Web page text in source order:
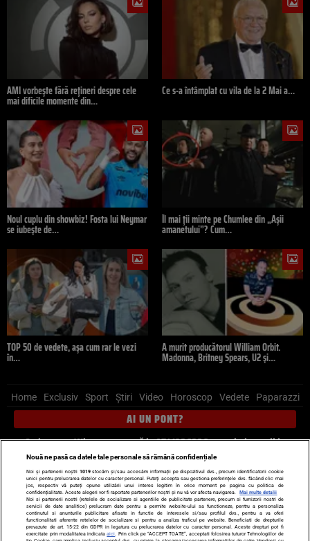
AMI vorbește fără rețineri despre cele
mai dificile momente din…
Ce s-a întâmplat cu vila de la 2 Mai a…
Noul cuplu din showbiz! Fosta lui Neymar
se iubește de…
Îl mai ții minte pe Chumlee din „Așii
amanetului”? Cum…
TOP 50 de vedete, așa cum rar le vezi
în…
A murit producătorul William Orbit.
Madonna, Britney Spears, U2 și…
Home Exclusiv Sport Știri Video Horoscop Vedete Paparazzi
AI UN PONT?
Scrie-ne pe Whatsapp, sună la 0741226226 sau trimite mail la
pont@cancan.ro
Știri interne Știri externe
Politică
Ultimele stiri
Diete Insula Iubirii Dictionar de vise
LIFE STYLE
Horoscop
Nouă ne pasă ca datele tale personale să rămână confidențiale
Noi și partenerii noștri 1019stocăm și/sau accesăm informații pe dispozitivul dvs., precum identificatorii cookie
unici pentru prelucrarea datelor cu caracter personal. Puteți accepta sau gestiona preferințele dvs. făcând clic mai
jos, respectiv vă puteți opune utilizării unui interes legitim în orice moment pe pagina cu politica de
confidențialitate. Aceste alegeri vor fi raportate partenerilor noștri și nu vă vor afecta navigarea.
Mai multe detalii
Noi si partenerii nostri (retelele de socializare si agentiile de publicitate partenere, precum si furnizorii nostri de
servicii de date analitice) prelucram date pentru a permite website-ului sa functioneze, pentru a personaliza
continutul si anunturile publicitare afisate in functie de interesele si/sau profilul dvs., pentru a va oferi
functionalitati aferente retelelor de socializare si pentru a analiza traficul pe website. Beneficiati de drepturile
prevazute de art. 15-22 din GDPR in legatura cu prelucrarea datelor cu caracter personal. Aceste drepturi pot fi
exercitate prin modalitatea indicataaici . Prin click pe “ACCEPT TOATE”, acceptati folosirea tuturor Tehnologiilor de